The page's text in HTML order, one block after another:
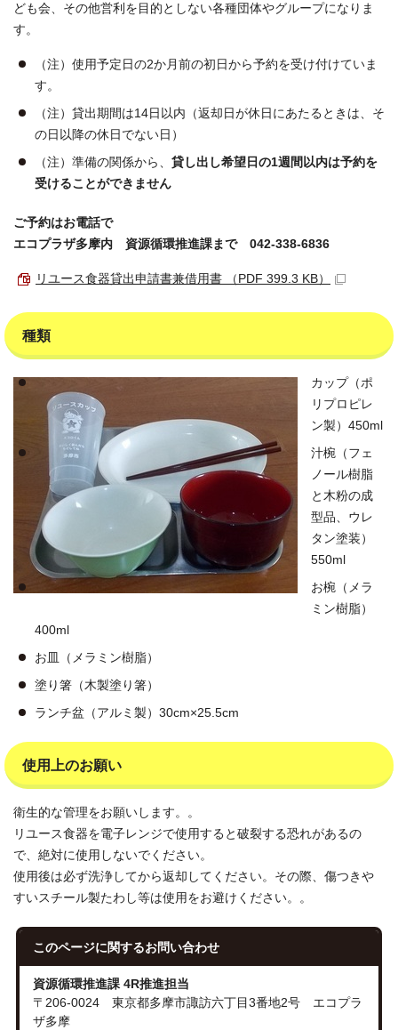
ども会、その他営利を目的としない各種団体やグループになりま
す。
（注）使用予定日の2か月前の初日から予約を受け付けていま
す。
（注）貸出期間は14日以内（返却日が休日にあたるときは、そ
の日以降の休日でない日）
（注）準備の関係から、 貸し出し希望日の1週間以内は予約を
受けることができません
ご予約はお電話で
エコプラザ多摩内 資源循環推進課まで 042-338-6836
リユース食器貸出申請書兼借用書 （PDF 399.3 KB）
種類
カップ（ポ
リプロピレ
ン製）450ml
汁椀（フェ
ノール樹脂
と木粉の成
型品、ウレ
タン塗装）
550ml
お椀（メラ
ミン樹脂）
400ml
お皿（メラミン樹脂）
塗り箸（木製塗り箸）
ランチ盆（アルミ製）30cm×25.5cm
使用上のお願い
衛生的な管理をお願いします。。
リユース食器を電子レンジで使用すると破裂する恐れがあるの
で、絶対に使用しないでください。
使用後は必ず洗浄してから返却してください。その際、傷つきや
すいスチール製たわし等は使用をお避けください。。
このページに関するお問い合わせ
資源循環推進課 4R推進担当
〒206-0024 東京都多摩市諏訪六丁目3番地2号 エコプラ
ザ多摩